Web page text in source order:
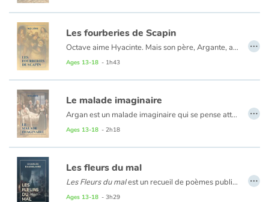
Emotions and feelings
Formats and illustrations
Catalogue anglais
Contraste +
Help
Home
Les fourberies de Scapin
Octave aime Hyacinte. Mais son père, Argante, a d'autres projets pour lui... Lorsqu'il apprend l'union des deux jeunes gens, il menace de déshériter son fils. Octave se confie alors à Scapin. Le rusé valet a plus d'un tour dans son sac pour faire triompher l'amour.
Ages 13-18 - 1h43
…
Le malade imaginaire
Argan est un malade imaginaire qui se pense atteint de mille maux. Il croit avoir trouvé l'ultime remède en mariant sa fille, Angélique, à un médecin...
Ages 13-18 - 2h18
…
Les fleurs du mal
Les Fleurs du malest un recueil de poèmes publié en 1857 qui explore les thèmes de la beauté, du mal, du spleen, et de l'évasion. Baudelaire y exprime une vision ambivalente de la vie, mêlant souffrance et exaltation, en abordant des sujets tels que l'amour, la mort, la déchéance et la quête de l'idéal. À travers un style novateur et un langage riche en symboles, l'œuvre reflète les tourments intérieurs du poète et son désir d'échapper à la banalité du monde.
Ages 13-18 - 3h29
…